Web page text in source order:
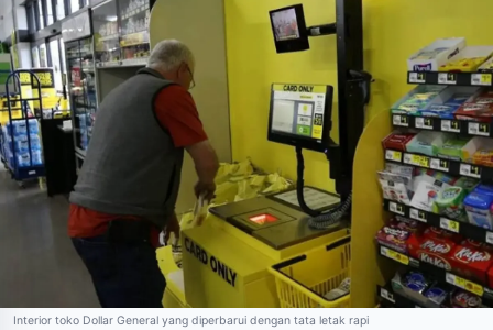
Interior toko Dollar General yang diperbarui dengan tata letak rapi